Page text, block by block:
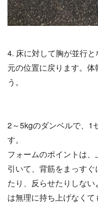
4. 床に対して胸が並行と
元の位置に戻ります。
う。
2～5kgのダンベルで、1
す。
フォームのポイントは
引いて、背筋をまっす
たり、反らせたりしな
は無理に持ち上げなく